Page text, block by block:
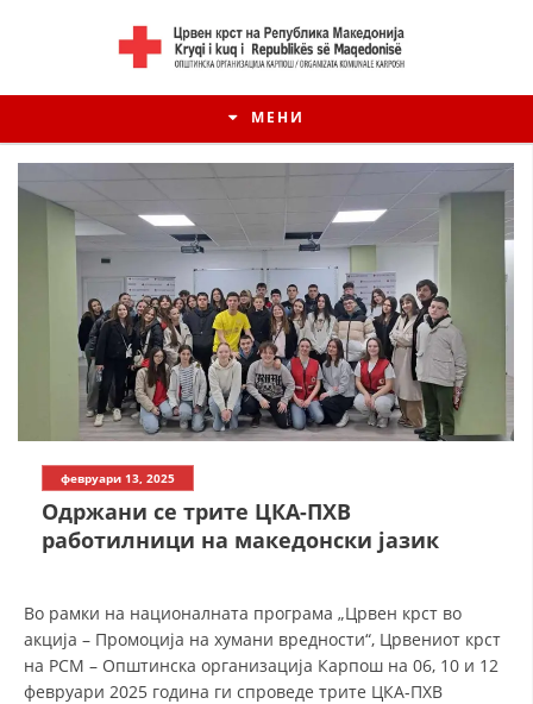
МЕНИ
февруари 13, 2025
Одржани се трите ЦКА-ПХВ
работилници на македонски јазик
Во рамки на националната програма „Црвен крст во
акција – Промоција на хумани вредности“, Црвениот крст
на РСМ – Општинска организација Карпош на 06, 10 и 12
февруари 2025 година ги спроведе трите ЦКА-ПХВ